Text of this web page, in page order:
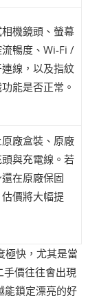
機鏡頭、螢幕
暢度、Wi-Fi /
線，以及指紋
能是否正常。
原廠盒裝、原廠
與充電線。若
在原廠保固
價將大幅提
極快，尤其是當
價往往會出現
能鎖定漂亮的好